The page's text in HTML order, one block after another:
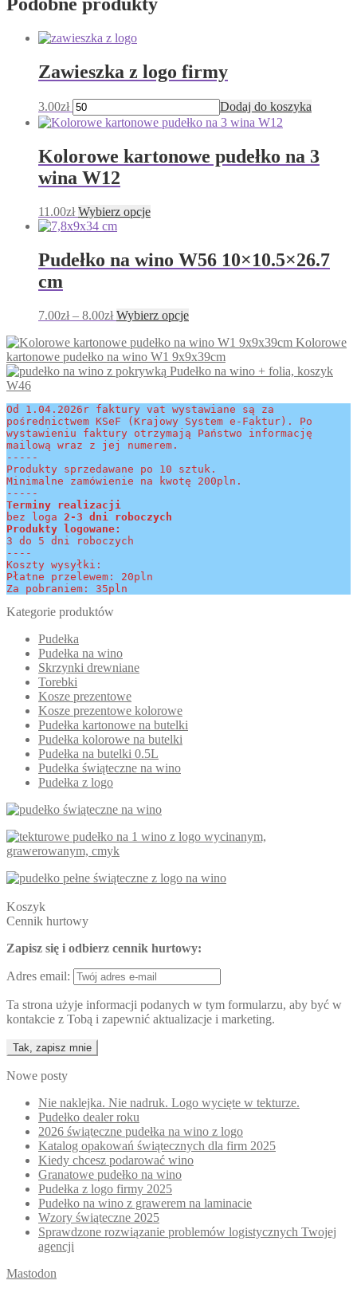
Podobne produkty
Zawieszka z logo firmy
3.00zł Dodaj do koszyka
Kolorowe kartonowe pudełko na 3
wina W12
11.00zł Wybierz opcjeTen
wiele
wariantów.
wybrać
na
stronie
produktu
Pudełko na wino W56 10×10.5×26.7
cm
7.00zł – 8.00złZakres
od
7.00zł
do
Wybierz opcjeTen
ma
wiele
wariantów.
można
wybrać
na
stronie
Kolorowe
kartonowe pudełko na wino W1 9x9x39cm
Pudełko na wino + folia, koszyk
W46
Od 1.04.2026r faktury vat wystawiane są za
pośrednictwem KSeF (Krajowy System e-Faktur). Po
wystawieniu faktury otrzymają Państwo informację
mailową wraz z jej numerem.
-----
Produkty sprzedawane po 10 sztuk.
Minimalne zamówienie na kwotę 200pln.
-----
Terminy realizacji
bez loga 2-3 dni roboczych
Produkty logowane:
3 do 5 dni roboczych
----
Koszty wysyłki:
Płatne przelewem: 20pln
Za pobraniem: 35pln
Kategorie produktów
Pudełka
Pudełka na wino
Skrzynki drewniane
Torebki
Kosze prezentowe
Kosze prezentowe kolorowe
Pudełka kartonowe na butelki
Pudełka kolorowe na butelki
Pudełka na butelki 0.5L
Pudełka świąteczne na wino
Pudełka z logo
Koszyk
Cennik hurtowy
Zapisz się i odbierz cennik hurtowy:
Adres email:
Ta strona użyje informacji podanych w tym formularzu, aby być w
kontakcie z Tobą i zapewnić aktualizacje i marketing.
Nowe posty
Nie naklejka. Nie nadruk. Logo wycięte w tekturze.
Pudełko dealer roku
2026 świąteczne pudełka na wino z logo
Katalog opakowań świątecznych dla firm 2025
Kiedy chcesz podarować wino
Granatowe pudełko na wino
Pudełka z logo firmy 2025
Pudełko na wino z grawerem na laminacie
Wzory świąteczne 2025
Sprawdzone rozwiązanie problemów logistycznych Twojej
agencji
Mastodon